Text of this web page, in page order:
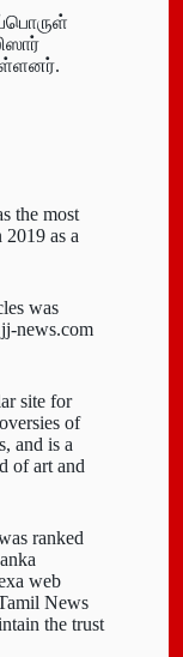
the most
as a
was
news.com
site for
of
and is a
of art and
ranked
web
News
the trust